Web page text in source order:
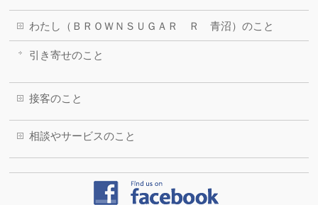
わたし（ＢＲＯＷＮＳＵＧＡＲ Ｒ 青沼）のこと
引き寄せのこと
接客のこと
相談やサービスのこと